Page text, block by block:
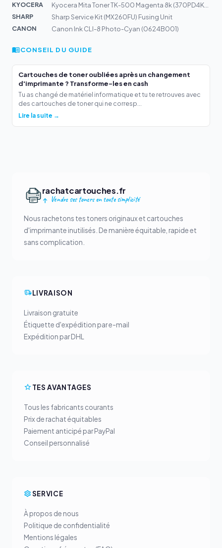
KYOCERA
SHARP
Sharp Service Kit (MX260FU) Fusing Unit
CANON
Canon Ink CLI-8 Photo-Cyan (0624B001)
CONSEIL DU GUIDE
Cartouches de toner oubliées après un changement
d'imprimante ? Transforme-les en cash
Tu as changé de matériel informatique et tu te retrouves avec
des cartouches de toner qui ne corresp...
Lire la suite →
rachatcartouches.fr
Vendre ses toners en toute simplicité
Nous rachetons tes toners originaux et cartouches
d'imprimante inutilisés. De manière équitable, rapide et
sans complication.
LIVRAISON
Livraison gratuite
Étiquette d'expédition par e-mail
Expédition par DHL
TES AVANTAGES
Tous les fabricants courants
Prix de rachat équitables
Paiement anticipé par PayPal
Conseil personnalisé
SERVICE
À propos de nous
Politique de confidentialité
Mentions légales